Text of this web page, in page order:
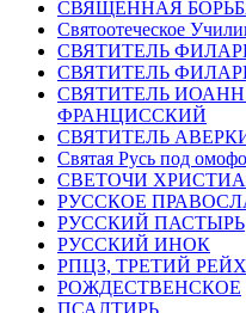
СВЯЩЕННАЯ
Святоотеческое
СВЯТИТЕЛЬ
СВЯТИТЕЛЬ
СВЯТИТЕЛЬ
ФРАНЦИССКИЙ
СВЯТИТЕЛЬ
Святая Русь под
СВЕТОЧИ
РУССКОЕ
РУССКИЙ ПАСТЫРЬ
РУССКИЙ ИНОК
РПЦЗ, ТРЕТИЙ
РОЖДЕСТВЕНСКОЕ